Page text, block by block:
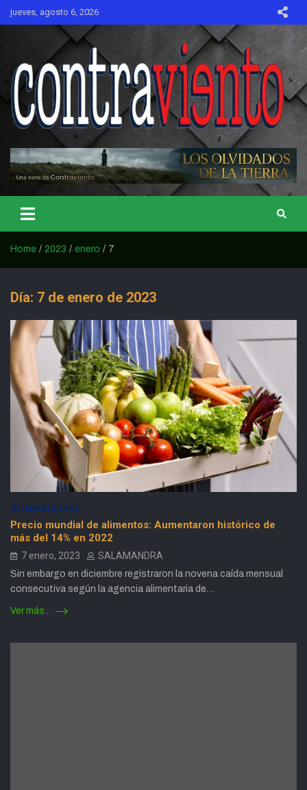
Skip
jueves, agosto 6, 2026
CONTRAVIENTO
Home 2023 enero 7
Día: 7 de enero de 2023
INTERNACIONAL
Precio mundial de alimentos: Aumentaron histórico de
más del 14% en 2022
7 enero, 2023 SALAMANDRA
Sin embargo en diciembre registraron la novena caída mensual
consecutiva según la agencia alimentaria de…
Ver más...